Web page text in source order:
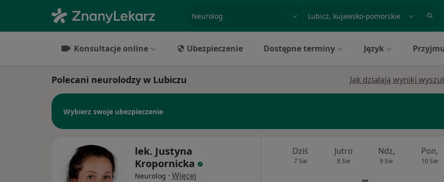
Konsultacje online Ubezpieczenie Dostępne terminy Język
Polecani neurolodzy w Lubiczu Jak działają wyniki
Wybierz swoje ubezpieczenie
lek. Justyna
Kropornicka
Neurolog · Więcej
Dziś
7 Sie
Jutro
8 Sie
Ndz,
9 Sie
Pon,
10 Sie